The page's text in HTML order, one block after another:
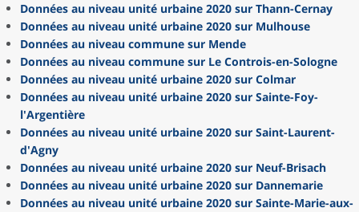
Données au niveau unité urbaine 2020 sur Thann-Cernay
Données au niveau unité urbaine 2020 sur Mulhouse
Données au niveau commune sur Mende
Données au niveau commune sur Le Controis-en-Sologne
Données au niveau unité urbaine 2020 sur Colmar
Données au niveau unité urbaine 2020 sur Sainte-Foy-
l'Argentière
Données au niveau unité urbaine 2020 sur Saint-Laurent-
d'Agny
Données au niveau unité urbaine 2020 sur Neuf-Brisach
Données au niveau unité urbaine 2020 sur Dannemarie
Données au niveau unité urbaine 2020 sur Sainte-Marie-aux-